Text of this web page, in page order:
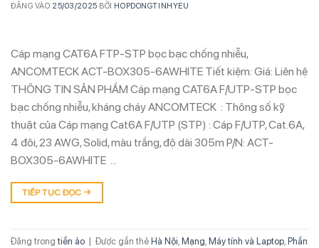
ĐĂNG VÀO 25/03/2025 BỞI HOPDONGTINHYEU
Cáp mạng CAT6A FTP-STP bọc bạc chống nhiễu,
ANCOMTECK ACT-BOX305-6AWHITE Tiết kiệm: Giá: Liên hệ
THÔNG TIN SẢN PHẨM Cáp mạng CAT6A F/UTP-STP bọc
bạc chống nhiễu, kháng cháy ANCOMTECK : Thông số kỹ
thuật của Cáp mạng Cat6A F/UTP (STP) : Cáp F/UTP, Cat.6A,
4 đôi, 23 AWG, Solid, màu trắng, độ dài 305m P/N: ACT-
BOX305-6AWHITE …
TIẾP TỤC ĐỌC →
Đăng trong tiền ảo | Được gắn thẻ Hà Nội Mạng Máy tính và Laptop Phần